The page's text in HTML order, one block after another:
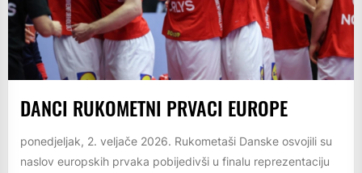
DANCI RUKOMETNI PRVACI EUROPE
ponedjeljak, 2. veljače 2026. Rukometaši Danske osvojili su
naslov europskih prvaka pobijedivši u finalu reprezentaciju